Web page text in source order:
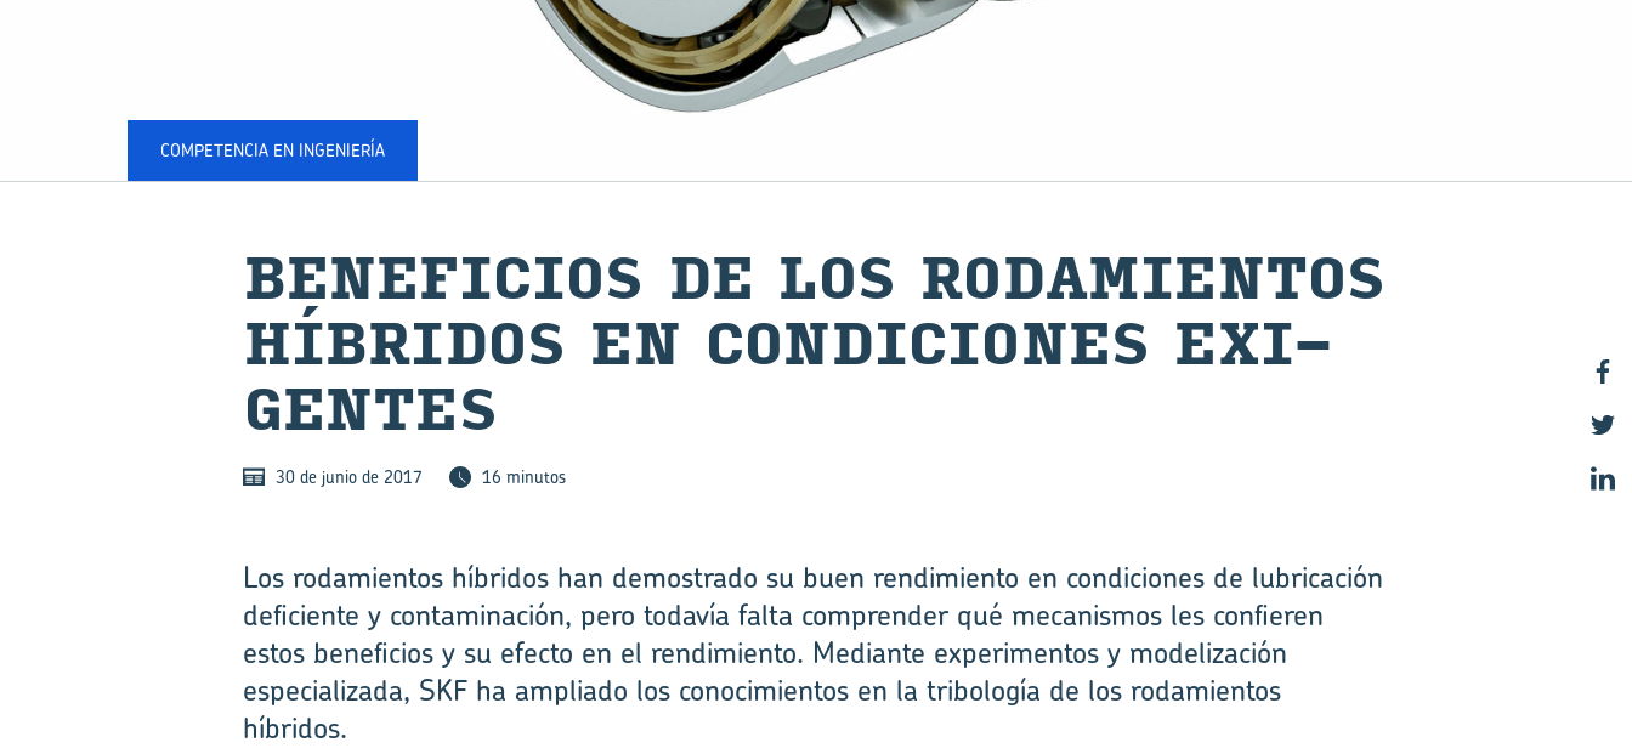
COMPETENCIA EN INGENIERÍA
BE­NE­FI­CIOS DE LOS RO­DA­MIEN­TOS
HÍ­BRI­DOS EN CON­DI­CIO­NES EXI­
GEN­TES
30 de junio de 2017 16 minutos
Los rodamientos híbridos han demostrado su buen rendimiento en condiciones de lubricación
deficiente y contaminación, pero todavía falta comprender qué mecanismos les confieren
estos beneficios y su efecto en el rendimiento. Mediante experimentos y modelización
especializada, SKF ha ampliado los conocimientos en la tribología de los rodamientos
híbridos.